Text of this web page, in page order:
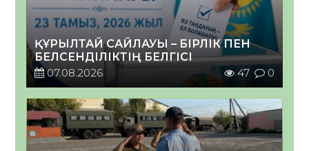
ҚҰРЫЛТАЙ САЙЛАУЫ – БІРЛІК ПЕН
БЕЛСЕНДІЛІКТІҢ БЕЛГІСІ
07.08.2026
47 0